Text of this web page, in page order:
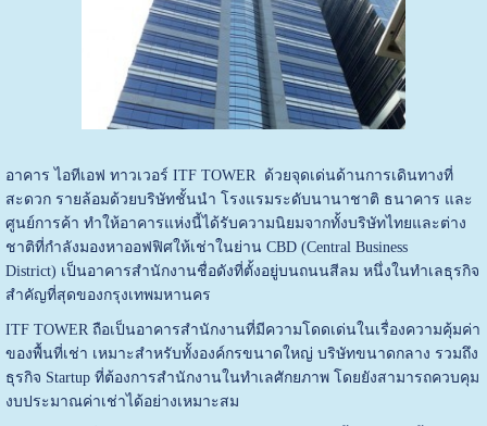
อาคาร ไอทีเอฟ ทาวเวอร์ ITF TOWER ด้วยจุดเด่นด้านการเดินทางที่
สะดวก รายล้อมด้วยบริษัทชั้นนำ โรงแรมระดับนานาชาติ ธนาคาร และ
ศูนย์การค้า ทำให้อาคารแห่งนี้ได้รับความนิยมจากทั้งบริษัทไทยและต่าง
ชาติที่กำลังมองหาออฟฟิศให้เช่าในย่าน CBD (Central Business
District) เป็นอาคารสำนักงานชื่อดังที่ตั้งอยู่บนถนนสีลม หนึ่งในทำเลธุรกิจ
สำคัญที่สุดของกรุงเทพมหานคร
ITF TOWER ถือเป็นอาคารสำนักงานที่มีความโดดเด่นในเรื่องความคุ้มค่า
ของพื้นที่เช่า เหมาะสำหรับทั้งองค์กรขนาดใหญ่ บริษัทขนาดกลาง รวมถึง
ธุรกิจ Startup ที่ต้องการสำนักงานในทำเลศักยภาพ โดยยังสามารถควบคุม
งบประมาณค่าเช่าได้อย่างเหมาะสม